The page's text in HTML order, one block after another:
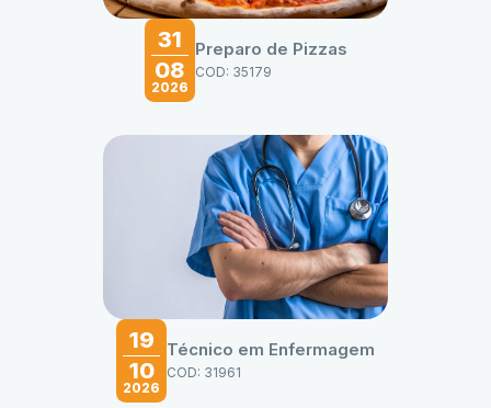
31
08
2026
Preparo de Pizzas
COD: 35179
19
10
2026
Técnico em Enfermagem
COD: 31961